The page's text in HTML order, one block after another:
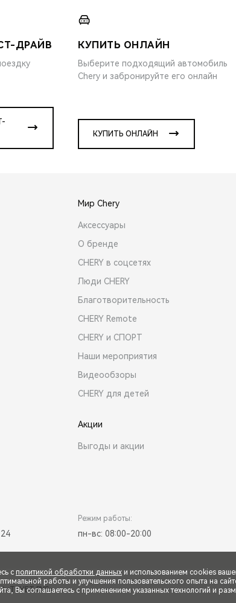
ДРАЙВ КУПИТЬ ОНЛАЙН
Выберите подходящий автомобиль
Chery и забронируйте его онлайн
КУПИТЬ ОНЛАЙН
Мир Chery
Аксессуары
О бренде
CHERY в соцсетях
Люди CHERY
Благотворительность
CHERY Remote
CHERY и СПОРТ
Наши мероприятия
Видеообзоры
CHERY для детей
Акции
Выгоды и акции
Режим работы:
пн-вс: 08:00-20:00
«ТЕНЕТ РУС»
с политикой обработки данных и использованием cookies
работы и улучшения пользовательского опыта на
Вы соглашаетесь с применением указанных технологий и